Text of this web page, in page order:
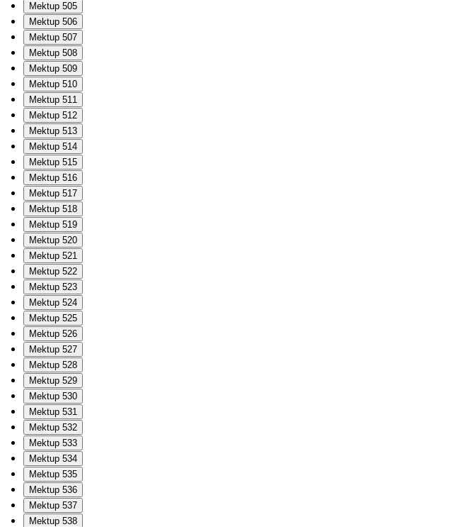
Mektup 505
Mektup 506
Mektup 507
Mektup 508
Mektup 509
Mektup 510
Mektup 511
Mektup 512
Mektup 513
Mektup 514
Mektup 515
Mektup 516
Mektup 517
Mektup 518
Mektup 519
Mektup 520
Mektup 521
Mektup 522
Mektup 523
Mektup 524
Mektup 525
Mektup 526
Mektup 527
Mektup 528
Mektup 529
Mektup 530
Mektup 531
Mektup 532
Mektup 533
Mektup 534
Mektup 535
Mektup 536
Mektup 537
Mektup 538